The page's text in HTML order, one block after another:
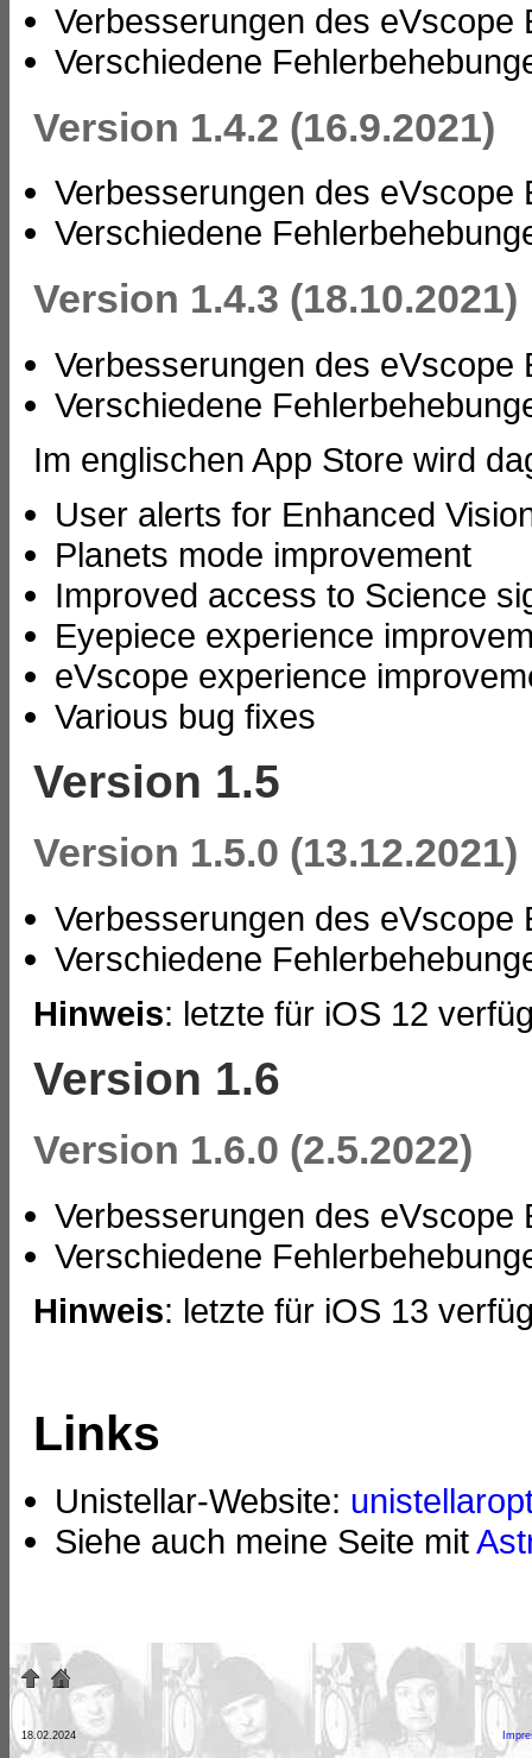
Verbesserungen des eVscope
Verschiedene
Version 1.4.2 (16.9.2021)
Verbesserungen des eVscope
Verschiedene
Version 1.4.3 (18.10.2021)
Verbesserungen des eVscope
Verschiedene
Im englischen App Store wird
User alerts for Enhanced
Planets mode improvement
Improved access to Science
Eyepiece experience
eVscope experience
Various bug fixes
Version 1.5
Version 1.5.0 (13.12.2021)
Verbesserungen des eVscope
Verschiedene
Hinweis: letzte für iOS 12
Version 1.6
Version 1.6.0 (2.5.2022)
Verbesserungen des eVscope
Verschiedene
Hinweis: letzte für iOS 13
Links
Unistellar-Website:
Siehe auch meine Seite mit
18.02.2024